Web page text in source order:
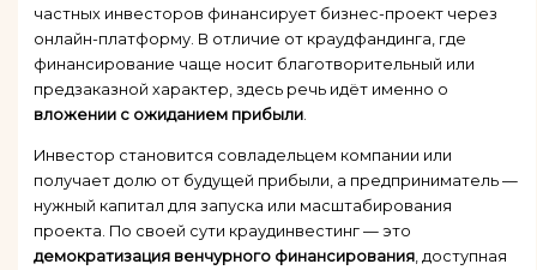
частных инвесторов финансирует бизнес-проект через
онлайн-платформу. В отличие от краудфандинга, где
финансирование чаще носит благотворительный или
предзаказной характер, здесь речь идёт именно о
вложении с ожиданием прибыли.
Инвестор становится совладельцем компании или
получает долю от будущей прибыли, а предприниматель —
нужный капитал для запуска или масштабирования
проекта. По своей сути краудинвестинг — это
демократизация венчурного финансирования, доступная